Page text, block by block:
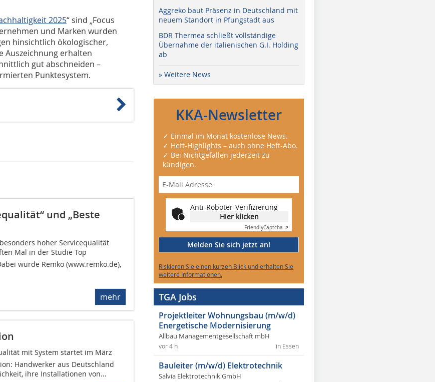
2025“ sind „Focus
und Marken wurden
hinsichtlich ökologischer,
Auszeichnung erhalten
gut abschneiden –
Punktesystem.
und „Beste
hoher Servicequalität
Mal in der Studie Top
wurde Remko (www.remko.de),
mehr
mit System startet im März
Handwerker aus Deutschland
ihre Installationen von...
Aggreko baut Präsenz in Deutschland mit
neuem Standort in Pfungstadt aus
BDR Thermea schließt vollständige
Übernahme der italienischen G.I. Holding
ab
» Weitere News
KKA-Newsletter
✓ Einmal im Monat kostenlose News.
✓ Heft-Highlights – auch ohne Heft-Abo.
✓ Bei Nichtgefallen jederzeit zu
kündigen.
Anti-Roboter-Verifizierung
Hier klicken
FriendlyCaptcha ⇗
Melden Sie sich jetzt an!
Riskieren Sie einen kurzen Blick und erhalten Sie
weitere Informationen.
TGA Jobs
Projektleiter Wohnungsbau (m/w/d)
Energetische Modernisierung
Allbau Managementgesellschaft mbH
in Essen
vor 4 h
Bauleiter (m/w/d) Elektrotechnik
Salvia Elektrotechnik GmbH